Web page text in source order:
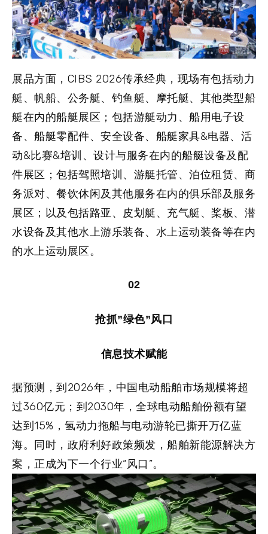
展品方面，CIBS 2026传承经典，现场有包括动力
艇、帆船、公务艇、钓鱼艇、摩托艇、其他类型船
艇在内的船艇展区 ；包括游艇动力、船用电子设
备、船艇零配件、安全设备、船艇家具&电器、活
动&比赛&培训、设计与服务在内的船艇设备及配
件展区 ；包括驾照培训、游艇托管、泊位租赁、商
务派对、餐饮休闲及其他服务在内的俱乐部及服务
展区 ；以及包括路亚、皮划艇、充气艇、桨板、潜
水设备及其他水上游乐装备、水上运动装备等在内
的水上运动展区。
02
抢抓”绿色”风口
信息技术赋能
据预测，到2026年，中国电动船舶市场规模将超
过360亿元；到2030年，全球电动船舶份额有望
达到15%，氢动力拖船与电动游轮已撕开万亿蓝
海。同时，政府利好政策频发，船舶新能源解决方
案，正成为下一个行业“风口”。